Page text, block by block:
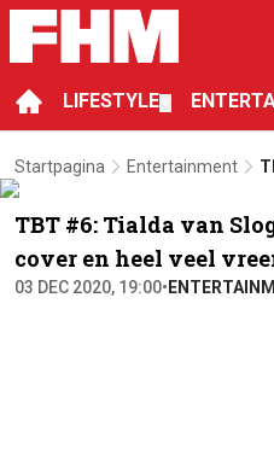
LIFESTYLE
Startpagina Entertainment
TBT #6: Tialda van
cover en heel veel
03 DEC 2020, 19:00•